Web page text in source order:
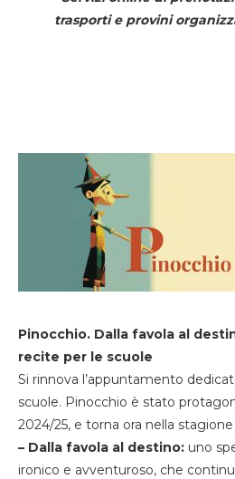
trasporti e provini
Pinocchio. Dalla favola al
recite per le scuole
Si rinnova l’appuntamento
scuole. Pinocchio è stato
2024/25, e torna ora nella
– Dalla favola al destino: uno
ironico e avventuroso, che